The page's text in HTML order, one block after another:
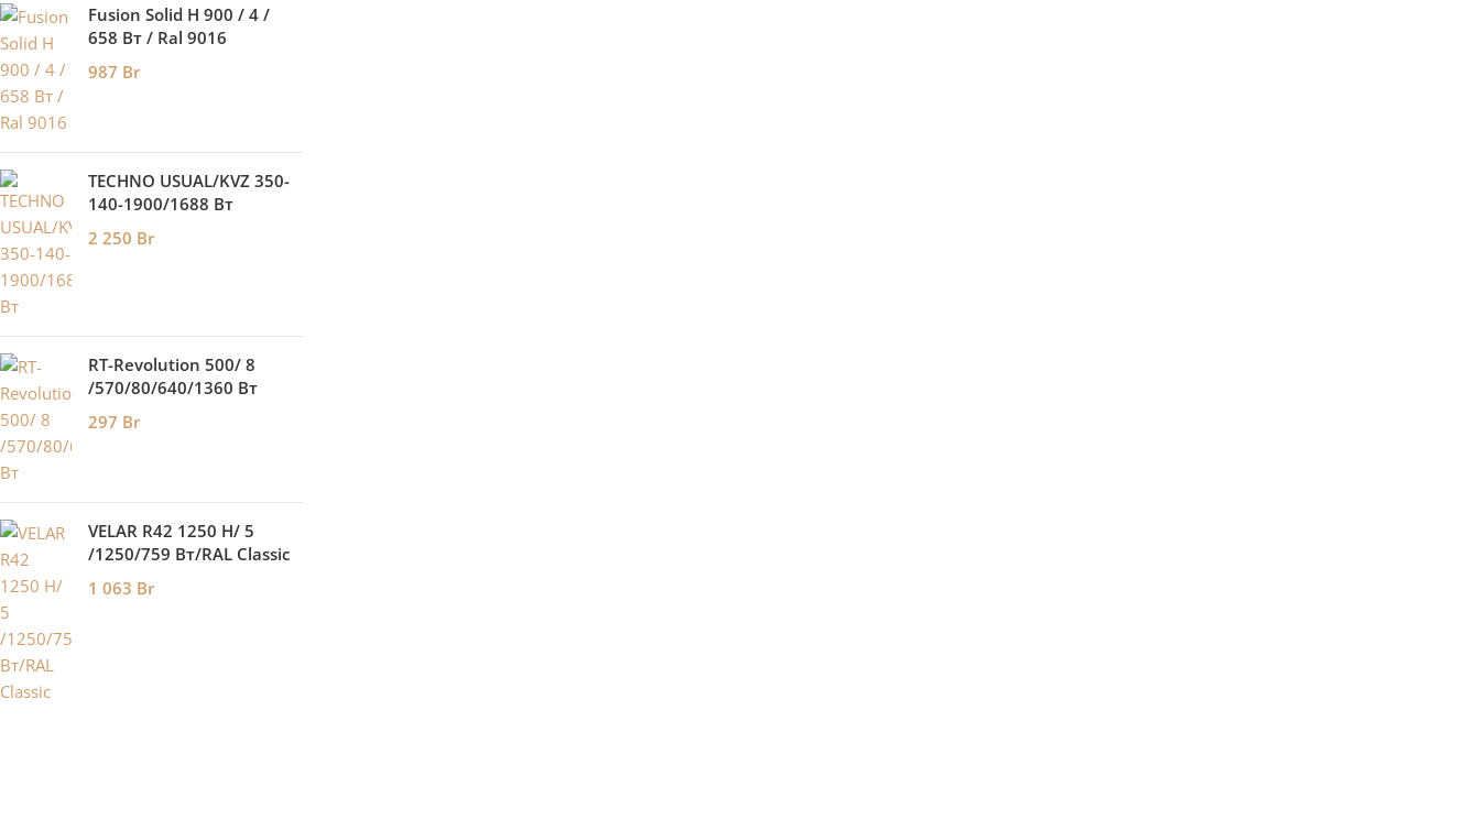
Fusion Solid H 900 / 4 /
658 Вт / Ral 9016
987 Br
TECHNO USUAL/KVZ 350-
140-1900/1688 Вт
2 250 Br
RT-Revolution 500/ 8
/570/80/640/1360 Вт
297 Br
VELAR R42 1250 H/ 5
/1250/759 Вт/RAL Classic
1 063 Br